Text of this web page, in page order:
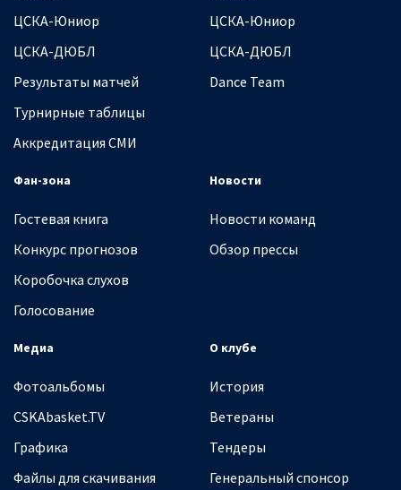
ЦСКА-Юниор
ЦСКА-ДЮБЛ
Результаты матчей
Турнирные таблицы
Аккредитация СМИ
ЦСКА-Юниор
ЦСКА-ДЮБЛ
Dance Team
Фан-зона
Гостевая книга
Конкурс прогнозов
Коробочка слухов
Голосование
Новости
Новости команд
Обзор прессы
Медиа
Фотоальбомы
CSKAbasket.TV
Графика
Файлы для скачивания
О клубе
История
Ветераны
Тендеры
Генеральный спонсор